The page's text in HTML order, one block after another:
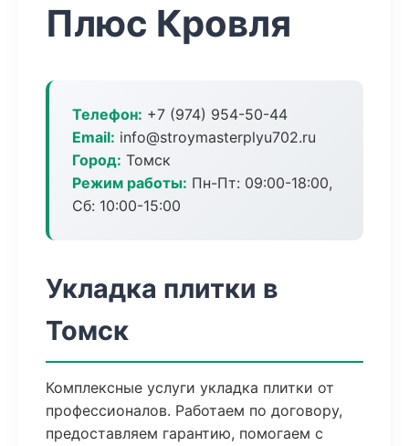
Плюс Кровля
Телефон: +7 (974) 954-50-44
Email: info@stroymasterplyu702.ru
Город: Томск
Режим работы: Пн-Пт: 09:00-18:00,
Сб: 10:00-15:00
Укладка плитки в
Томск
Комплексные услуги укладка плитки от
профессионалов. Работаем по договору,
предоставляем гарантию, помогаем с